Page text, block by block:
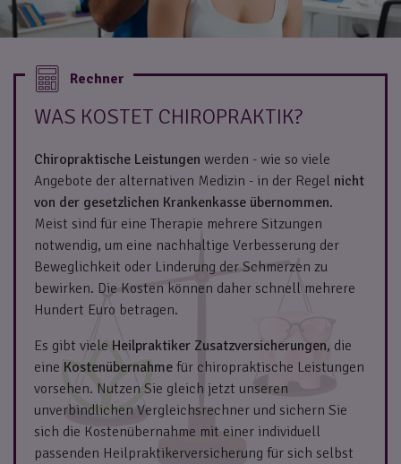
WAS KOSTET CHIROPRAKTIK?
Chiropraktische Leistungen werden - wie so viele
Angebote der alternativen Medizin - in der Regel nicht
von der gesetzlichen Krankenkasse übernommen.
Meist sind für eine Therapie mehrere Sitzungen
notwendig, um eine nachhaltige Verbesserung der
Beweglichkeit oder Linderung der Schmerzen zu
bewirken. Die Kosten können daher schnell mehrere
Hundert Euro betragen.
Es gibt viele Heilpraktiker Zusatzversicherungen, die
eine Kostenübernahme für chiropraktische Leistungen
vorsehen. Nutzen Sie gleich jetzt unseren
unverbindlichen Vergleichsrechner und sichern Sie
sich die Kostenübernahme mit einer individuell
passenden Heilpraktikerversicherung für sich selbst